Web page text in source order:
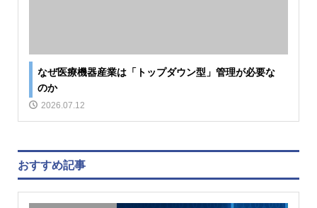
なぜ医療機器産業は「トップダウン型」管理が必要な
のか
2026.07.12
おすすめ記事